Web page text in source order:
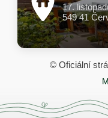
17.
549 41
© Oficiální